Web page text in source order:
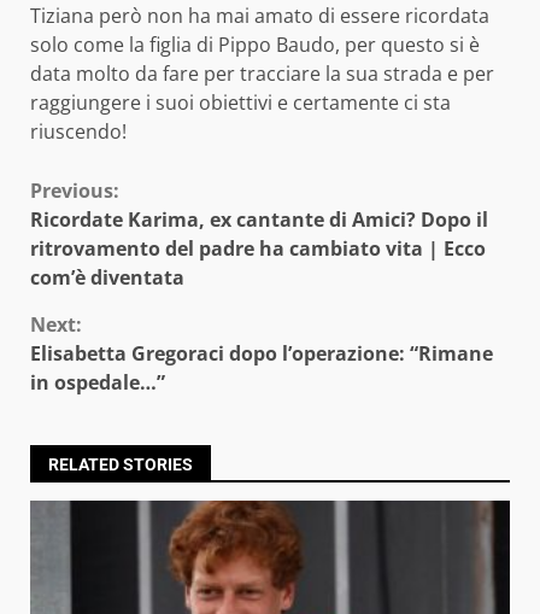
Tiziana però non ha mai amato di essere ricordata
solo come la figlia di Pippo Baudo, per questo si è
data molto da fare per tracciare la sua strada e per
raggiungere i suoi obiettivi e certamente ci sta
riuscendo!
Continue
Reading
Previous:
Ricordate Karima, ex cantante di Amici? Dopo il
ritrovamento del padre ha cambiato vita | Ecco
com’è diventata
Next:
Elisabetta Gregoraci dopo l’operazione: “Rimane
in ospedale…”
RELATED STORIES